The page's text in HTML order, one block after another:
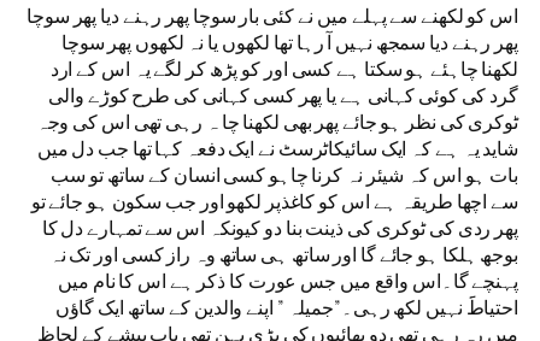
اس کو لکھنے سے پہلے میں نے کئی بار سوچا پھر رہنے دیا پھر سوچا
پھر رہنے دیا سمجھ نہیں آ رہا تھا لکھوں یا نہ لکھوں پھر سوچا
لکھنا چاہئے ہو سکتا ہے کسی اور کو پڑھ کر لگے یہ اس کے ارد
گرد کی کوئی کہانی ہے یا پھر کسی کہانی کی طرح کوڑے والی
ٹوکری کی نظر ہو جائے پھر بھی لکھنا چا ہ رہی تھی اس کی وجہ
شاید یہ ہے کہ ایک سائیکاٹرسٹ نے ایک دفعہ کہا تھا جب دل میں
بات ہو اس کہ شیئر نہ کرنا چاہو کسی انسان کے ساتھ تو سب
سے اچھا طریقہ ہے اس کو کاغذپر لکھو اور جب سکون ہو جائے تو
پھر ردی کی ٹوکری کی ذینت بنا دو کیونکہ اس سے تمہارے دل کا
بوجھ ہلکا ہو جائے گا اور ساتھ ہی ساتھ وہ راز کسی اور تک نہ
پہنچے گا۔اس واقع میں جس عورت کا ذکر ہے اس کا نام میں
احتیاطََ نہیں لکھ رہی۔”جمیلہ ” اپنے والدین کے ساتھ ایک گاﺅں
میں رہ رہی تھی دو بھائیوں کی بڑی بہن تھی باپ پیشے کے لحاظ